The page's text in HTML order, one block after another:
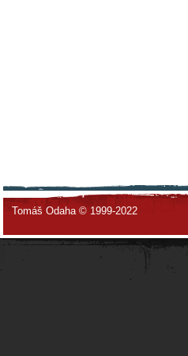
Tomáš Odaha © 1999-2022